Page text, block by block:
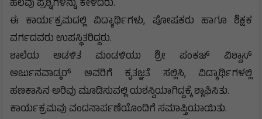
ಹಲವು ಪ್ರಶ್ನೆಗಳನ್ನು ಕೇಳಿದರು.
ಈ ಕಾರ್ಯಕ್ರಮದಲ್ಲಿ ವಿದ್ಯಾರ್ಥಿಗಳು, ಪೋಷಕರು ಹಾಗೂ ಶಿಕ್ಷಕ
ವರ್ಗದವರು ಉಪಸ್ಥಿತರಿದ್ದರು.
ಶಾಲೆಯ ಆಡಳಿತ ಮಂಡಳಿಯು ಶ್ರೀ ಪಂಕಜ್ ವಿಶ್ವಾಸ್
ಅರ್ಜುನವಾಡ್ಕರ್ ಅವರಿಗೆ ಕೃತಜ್ಞತೆ ಸಲ್ಲಿಸಿ, ವಿದ್ಯಾರ್ಥಿಗಳಲ್ಲಿ
ಹಣಕಾಸಿನ ಅರಿವು ಮೂಡಿಸುವಲ್ಲಿ ಯಶಸ್ವಿಯಾಗಿದ್ದಕ್ಕೆ ಶ್ಲಾಘಿಸಿತು.
ಕಾರ್ಯಕ್ರಮವು ವಂದನಾರ್ಪಣೆಯೊಂದಿಗೆ ಸಮಾಪ್ತಿಯಾಯಿತು.